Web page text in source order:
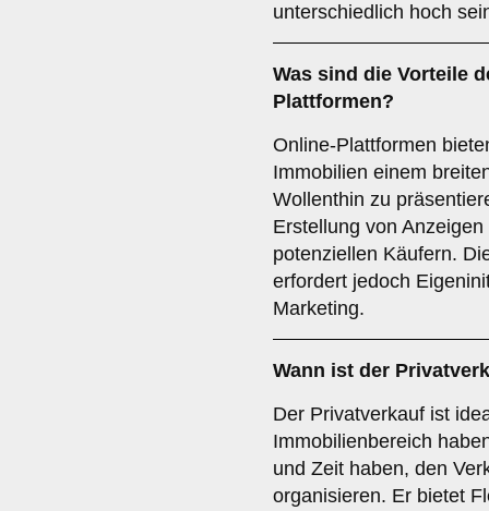
unterschiedlich hoch
Was sind die Vorteile
Plattformen?
Online-Plattformen
Immobilien einem
Wollenthin zu
Erstellung von
potenziellen Käufern.
erfordert jedoch
Marketing.
Wann ist der
Der Privatverkauf ist
Immobilienbereich
und Zeit haben, den
organisieren. Er bietet